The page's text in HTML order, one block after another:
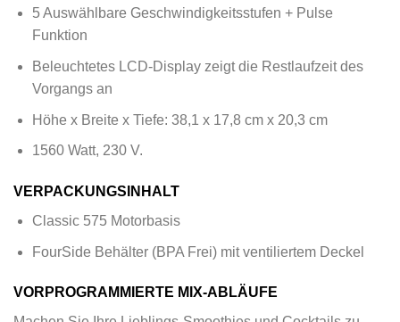
5 Auswählbare Geschwindigkeitsstufen + Pulse
Funktion
Beleuchtetes LCD-Display zeigt die Restlaufzeit des
Vorgangs an
Höhe x Breite x Tiefe: 38,1 x 17,8 cm x 20,3 cm
1560 Watt, 230 V.
VERPACKUNGSINHALT
Classic 575 Motorbasis
FourSide Behälter (BPA Frei) mit ventiliertem Deckel
VORPROGRAMMIERTE MIX-ABLÄUFE